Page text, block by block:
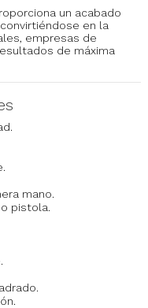
un acabado
en la
empresas de
de máxima
mano.
pistola.